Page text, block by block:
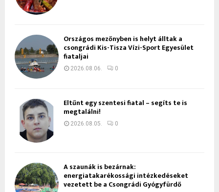
Országos mezőnyben is helyt álltak a
csongrádi Kis-Tisza Vízi-Sport Egyesület
fiataljai
2026.08.06. 0
Eltűnt egy szentesi fiatal – segíts te is
megtalálni!
2026.08.05. 0
A szaunák is bezárnak:
energiatakarékossági intézkedéseket
vezetett be a Csongrádi Gyógyfürdő